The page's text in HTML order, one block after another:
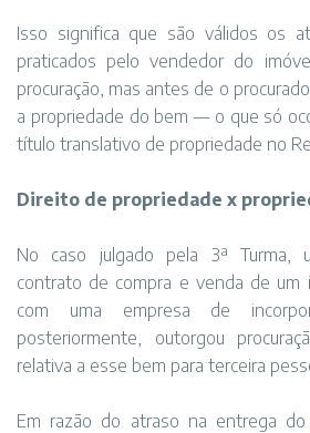
Isso significa que são válidos os
praticados pelo vendedor do
procuração, mas antes de o
a propriedade do bem — o que só
título translativo de propriedade no
Direito de propriedade x
No caso julgado pela 3ª Turma,
contrato de compra e venda de um
com uma empresa de
posteriormente, outorgou
relativa a esse bem para terceira
Em razão do atraso na entrega